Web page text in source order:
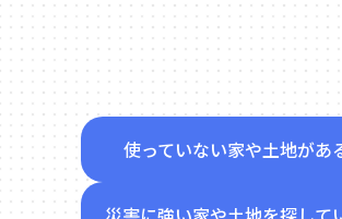
使っていない家や土地があ